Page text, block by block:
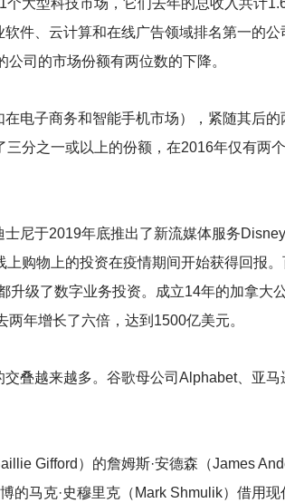
大型科技市场，它们去年的总收入共计
件、云计算和在线广告领域排名第一的公
司的市场份额有两位数的下降。
电子商务和智能手机市场），紧随其后
分之一或以上的份额，在2016年仅有两
尼于2019年底推出了新流媒体服务
购物上的投资在疫情期间开始获得回报
升级了数字业务投资。成立14年的加拿大
年增长了六倍，达到1500亿美元。
叠越来越多。谷歌母公司Alphabet、亚
Gifford）的詹姆斯·安德森（James
的马克·史穆里克（Mark Shmulik）借用